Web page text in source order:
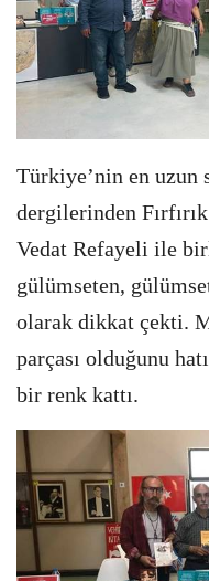
Türkiye’nin en uzun
dergilerinden
Vedat Refayeli ile
gülümseten,
olarak dikkat çekti.
parçası olduğunu
bir renk kattı.